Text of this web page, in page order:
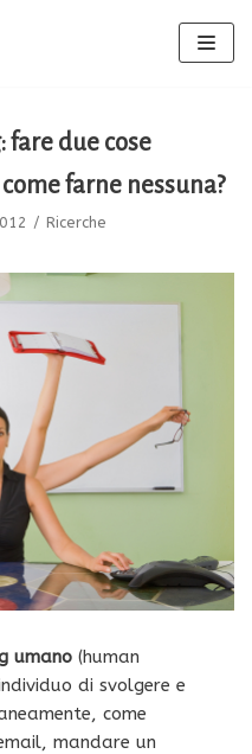
fare due cose
farne nessuna?
Ricerche
umano (human
di svolgere e
come
mandare un